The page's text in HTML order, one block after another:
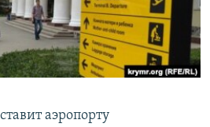
аэропорту